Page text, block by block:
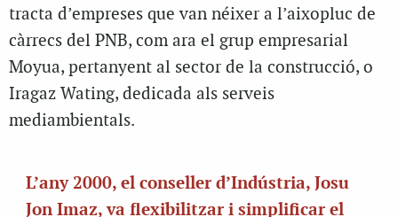
tracta d’empreses que van néixer a l’aixopluc de
càrrecs del PNB, com ara el grup empresarial
Moyua, pertanyent al sector de la construcció, o
Iragaz Wating, dedicada als serveis
mediambientals.
L’any 2000, el conseller d’Indústria, Josu
Jon Imaz, va flexibilitzar i simplificar el